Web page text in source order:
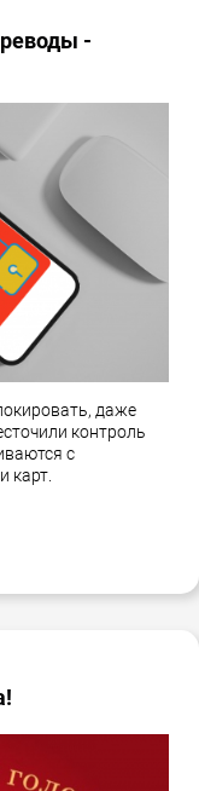
-
даже
контроль
с
карт.